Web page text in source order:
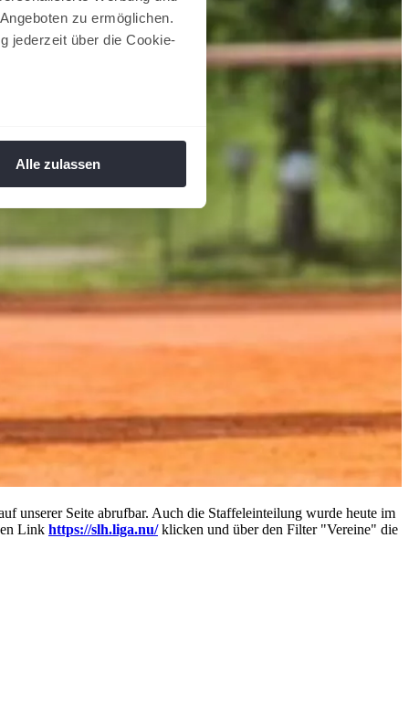
zu ermöglichen.
jederzeit über die Cookie-
anbieten zu können
Verwendung unserer
diese Informationen
Rahmen Ihrer Nutzung
Alle zulassen
unserer Seite abrufbar. Auch die Staffeleinteilung wurde heute im
Link https://slh.liga.nu/ klicken und über den Filter "Vereine" die